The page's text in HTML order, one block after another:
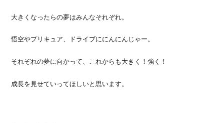
大きくなったらの夢はみんなそれぞれ。
悟空やプリキュア、ドライブににんにんじゃー。
それぞれの夢に向かって、これからも大きく！強く！
成長を見せていってほしいと思います。